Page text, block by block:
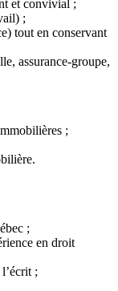
et convivial ;
;
tout en conservant
assurance-groupe,
;
;
en droit
;